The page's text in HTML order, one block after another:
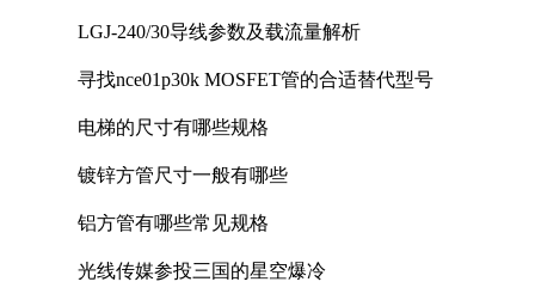
LGJ-240/30导线参数及载流量解析
寻找nce01p30k MOSFET管的合适替代型号
电梯的尺寸有哪些规格
镀锌方管尺寸一般有哪些
铝方管有哪些常见规格
光线传媒参投三国的星空爆冷